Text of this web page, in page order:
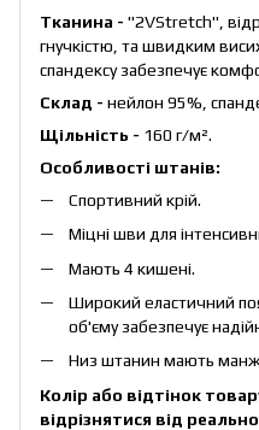
Тканина - "2VStretch",
гнучкістю, та швидким
спандексу забезпечує
Склад - нейлон 95%,
Щільність - 160 г/м².
Особливості штанів:
Спортивний крій.
Міцні шви для
Мають 4 кишені.
Широкий еластичний
об'єму забезпечує
Низ штанин мають
Колір або відтінок
відрізнятися від